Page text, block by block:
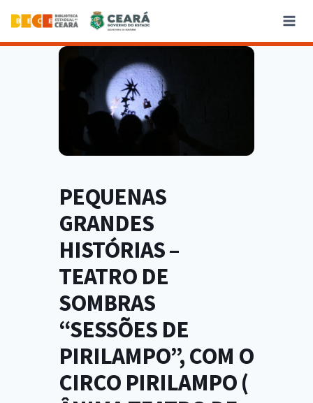
PEQUENAS
GRANDES
HISTÓRIAS –
TEATRO DE
SOMBRAS
“SESSÕES DE
PIRILAMPO”, COM O
CIRCO PIRILAMPO (